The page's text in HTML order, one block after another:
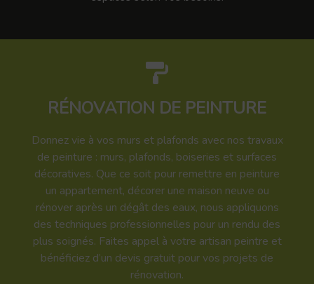
RÉNOVATION DE PEINTURE
Donnez vie à vos murs et plafonds avec nos travaux
de peinture : murs, plafonds, boiseries et surfaces
décoratives. Que ce soit pour remettre en peinture
un appartement, décorer une maison neuve ou
rénover après un dégât des eaux, nous appliquons
des techniques professionnelles pour un rendu des
plus soignés. Faites appel à votre artisan peintre et
bénéficiez d’un devis gratuit pour vos projets de
rénovation.